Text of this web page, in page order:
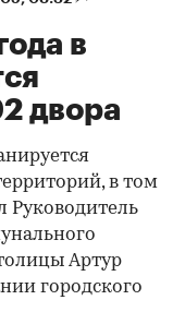
в
двора
в том
Руководитель
Артур
городского